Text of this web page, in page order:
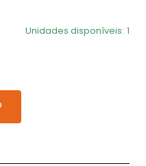
Unidades disponíveis: 1